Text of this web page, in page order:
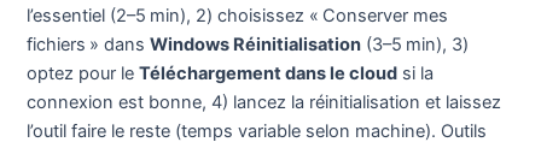
l’essentiel (2–5 min), 2) choisissez « Conserver mes
fichiers » dansWindows Réinitialisation (3–5 min), 3)
optez pour leTéléchargement dans le cloud si la
connexion est bonne, 4) lancez la réinitialisation et laissez
l’outil faire le reste (temps variable selon machine). Outils